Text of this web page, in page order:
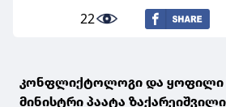
22
კონფლიქტოლოგი და ყოფილი
მინისტრი პაატა